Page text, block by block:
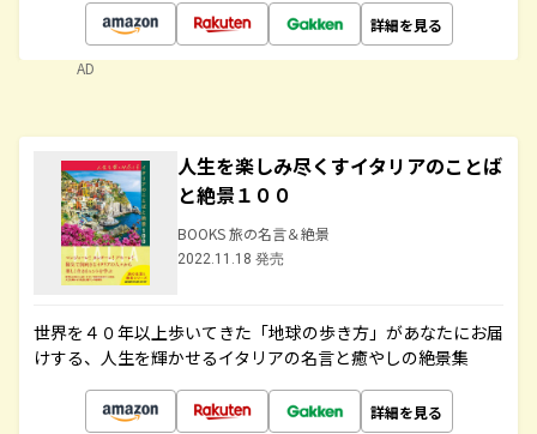
詳細を見る
AD
人生を楽しみ尽くすイタリアのことば
と絶景１００
BOOKS 旅の名言＆絶景
2022.11.18 発売
世界を４０年以上歩いてきた「地球の歩き方」があなたにお届
けする、人生を輝かせるイタリアの名言と癒やしの絶景集
詳細を見る